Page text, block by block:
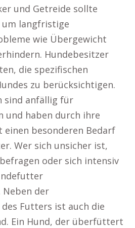
und Getreide sollte
um langfristige
wie Übergewicht
Hundebesitzer
die spezifischen
zu berücksichtigen.
sind anfällig für
und haben durch ihre
besonderen Bedarf
Wer sich unsicher ist,
oder sich intensiv
Neben der
Futters ist auch die
Ein Hund, der überfüttert